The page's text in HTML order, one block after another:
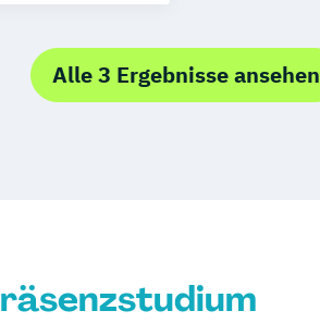
Alle 3 Ergebnisse ansehen